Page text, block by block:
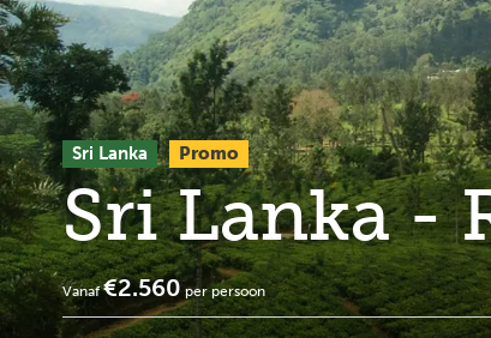
Sri Lanka Promo
Sri Lanka -
Vanaf€2.560 per persoon